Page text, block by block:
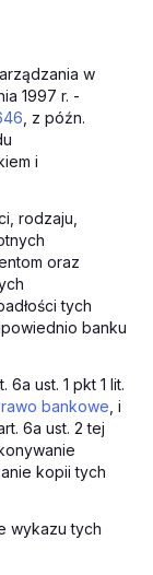
w
1997 r. -
, z późn.
i
rodzaju,
oraz
tych
banku
ust. 1 pkt 1 lit.
bankowe , i
6a ust. 2 tej
kopii tych
wykazu tych